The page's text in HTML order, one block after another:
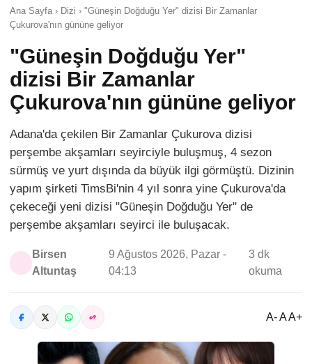
Ana Sayfa › Dizi › "Güneşin Doğduğu Yer" dizisi Bir Zamanlar
Çukurova'nın gününe geliyor
"Güneşin Doğduğu Yer"
dizisi Bir Zamanlar
Çukurova'nın gününe geliyor
Adana'da çekilen Bir Zamanlar Çukurova dizisi
perşembe akşamları seyirciyle buluşmuş, 4 sezon
sürmüş ve yurt dışında da büyük ilgi görmüştü. Dizinin
yapım şirketi TimsBi'nin 4 yıl sonra yine Çukurova'da
çekeceği yeni dizisi "Güneşin Doğduğu Yer" de
perşembe akşamları seyirci ile buluşacak.
Birsen
Altuntaş
9 Ağustos 2026, Pazar -
04:13
3 dk
okuma
A- A A+